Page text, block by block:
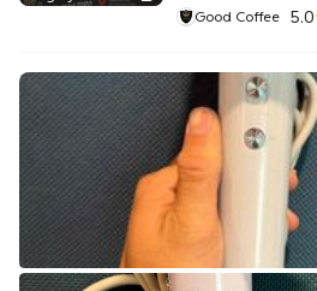
Good Coffee 5.0